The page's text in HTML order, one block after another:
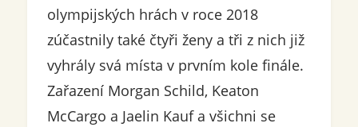
olympijských hrách v roce 2018
zúčastnily také čtyři ženy a tři z nich již
vyhrály svá místa v prvním kole finále.
Zařazení Morgan Schild, Keaton
McCargo a Jaelin Kauf a všichni se